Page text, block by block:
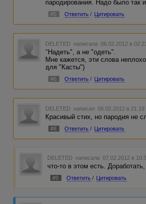
пародирования. Надо было так
#5 Ответить / Цитировать
DELETED написала 06.02.2012 в 02:21
"Надеть", а не "одеть".
Мне кажется, эти слова
для "Касты")
#6 Ответить / Цитировать
DELETED написал 06.02.2012 в 21:19
Красивый стих, но пародия не
#8 Ответить / Цитировать
DELETED написала 07.02.2012 в
что-то в этом есть.
#9 Ответить / Цитировать